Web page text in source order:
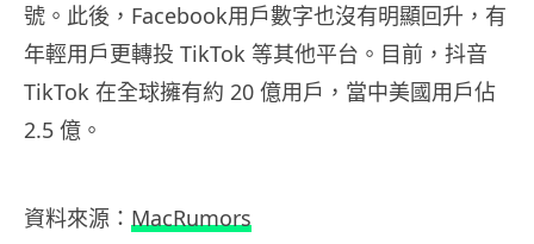
號。此後，Facebook用戶數字也沒有明顯回升，有
年輕用戶更轉投 TikTok 等其他平台。目前，抖音
TikTok 在全球擁有約 20 億用戶，當中美國用戶佔
2.5 億。
資料來源： MacRumors